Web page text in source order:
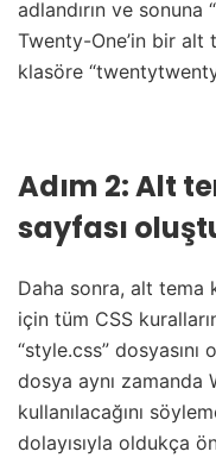
adlandırın ve
Twenty-One’in bir alt
klasöre
Adım 2: Alt
sayfası
Daha sonra, alt tema
için tüm CSS
“style.css”
dosya aynı zamanda
kullanılacağını
dolayısıyla oldukça